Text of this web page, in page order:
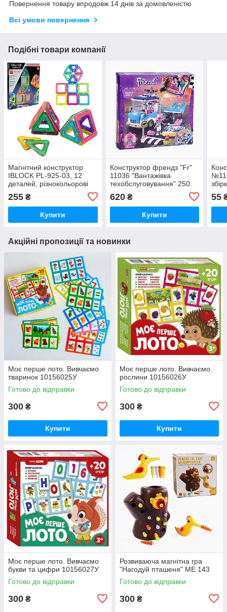
Повернення товару впродовж 14 днів за домовленістю
Всі умови повернення
Подібні товари компанії
Магнітний конструктор
IBLOCK PL-925-03, 12
деталей, різнокольорові
коробці 21.3х2.2х28 см
255 ₴
Купити
Конструктор френдз "Fr"
11036 "Вантажівка
техобслуговування" 250
620₴
Купити
55
Акційні пропозиції та новинки
Моє перше лото. Вивчаємо
тваринок 10156025У
Готово до відправки
300 ₴
Купити
Моє перше лото. Вивчаємо
рослини 10156026У
Готово до відправки
300 ₴
Купити
Моє перше лото. Вивчаємо
букви та цифри 10156027У
Готово до відправки
300 ₴
Розвиваюча магнітна гра
"Нагодуй пташеня" ME 143
Готово до відправки
300 ₴